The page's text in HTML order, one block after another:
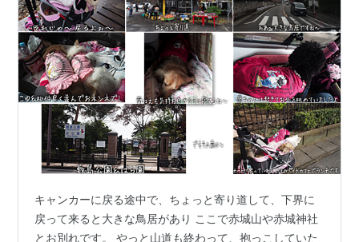
キャンカーに戻る途中で、ちょっと寄り道して、下界に
戻って来ると大きな鳥居があり ここで赤城山や赤城神社
とお別れです。 やっと山道も終わって、抱っこしていた